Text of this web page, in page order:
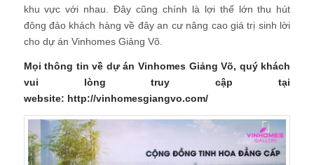
khu vực với nhau. Đây cũng chính là lợi thế lớn thu hút
đông đảo khách hàng về đây an cư nâng cao giá trị sinh lời
cho dự án Vinhomes Giảng Võ.
Mọi thông tin về dự án Vinhomes Giảng Võ, quý khách
vui lòng truy cập tại
website: http://vinhomesgiangvo.com/